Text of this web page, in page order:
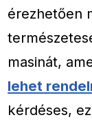
érezhetően
masinát,
lehet
kérdéses,